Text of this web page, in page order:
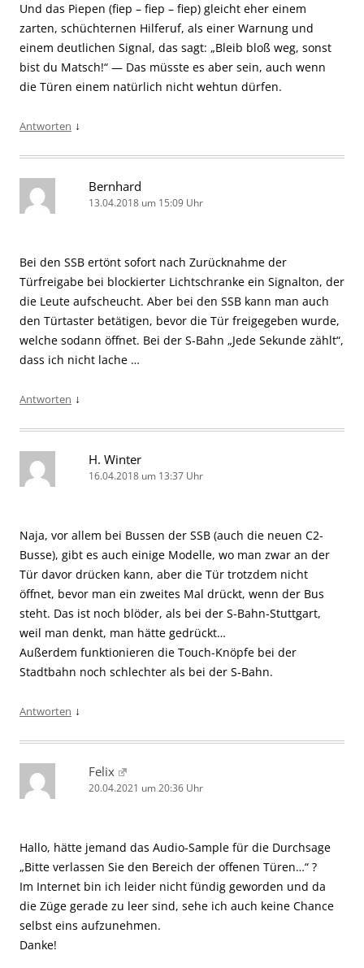
Und das Piepen (fiep – fiep – fiep) gleicht eher einem
zarten, schüchternen Hilferuf, als einer Warnung und
einem deutlichen Signal, das sagt: „Bleib bloß weg, sonst
bist du Matsch!“ — Das müsste es aber sein, auch wenn
die Türen einem natürlich nicht wehtun dürfen.
Antworten ↓
Bernhard
13.04.2018 um 15:09 Uhr
Bei den SSB ertönt sofort nach Zurücknahme der
Türfreigabe bei blockierter Lichtschranke ein Signalton, der
die Leute aufscheucht. Aber bei den SSB kann man auch
den Türtaster betätigen, bevor die Tür freigegeben wurde,
welche sodann öffnet. Bei der S-Bahn „Jede Sekunde zählt“,
dass ich nicht lache …
Antworten ↓
H. Winter
16.04.2018 um 13:37 Uhr
Naja, vor allem bei Bussen der SSB (auch die neuen C2-
Busse), gibt es auch einige Modelle, wo man zwar an der
Tür davor drücken kann, aber die Tür trotzdem nicht
öffnet, bevor man ein zweites Mal drückt, wenn der Bus
steht. Das ist noch blöder, als bei der S-Bahn-Stuttgart,
weil man denkt, man hätte gedrückt…
Außerdem funktionieren die Touch-Knöpfe bei der
Stadtbahn noch schlechter als bei der S-Bahn.
Antworten ↓
Felix
20.04.2021 um 20:36 Uhr
Hallo, hätte jemand das Audio-Sample für die Durchsage
„Bitte verlassen Sie den Bereich der offenen Türen…“ ?
Im Internet bin ich leider nicht fündig geworden und da
die Züge gerade zu leer sind, sehe ich auch keine Chance
selbst eins aufzunehmen.
Danke!